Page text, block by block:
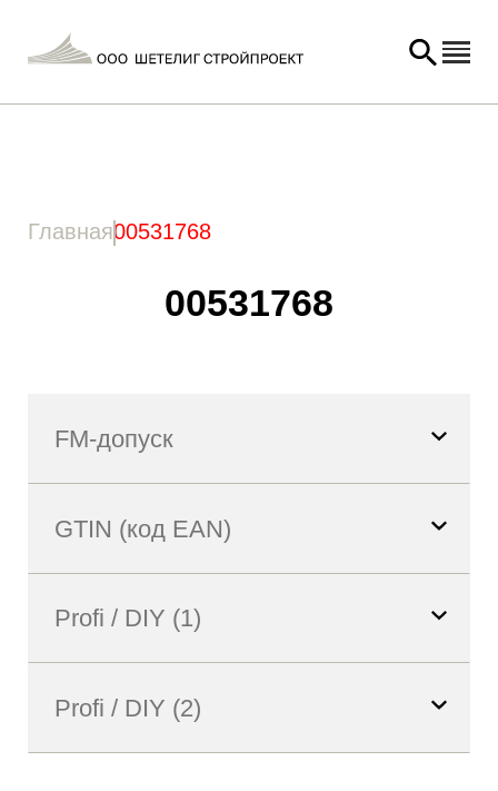
Главная00531768
00531768